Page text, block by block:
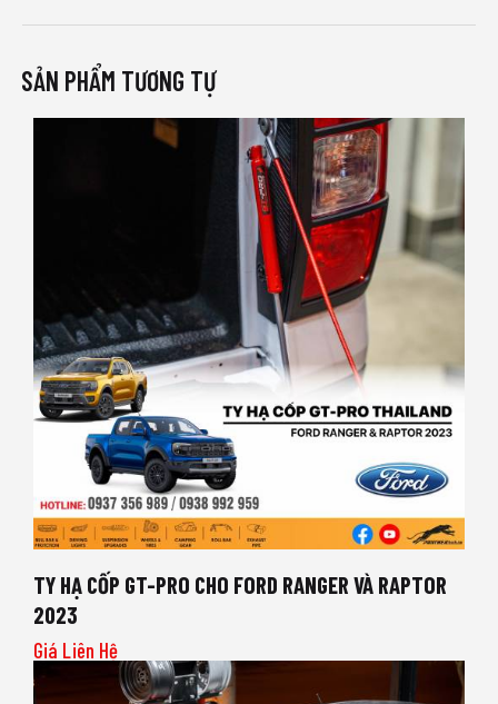
SẢN PHẨM TƯƠNG TỰ
TY HẠ CỐP GT-PRO CHO FORD RANGER VÀ RAPTOR
2023
Giá Liên Hệ